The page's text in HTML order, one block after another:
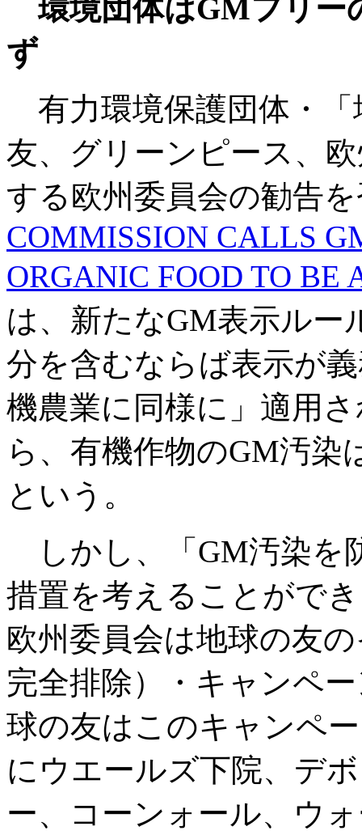
環境団体はGMフリー
ず
有力環境保護団体・「
友、グリーンピース、
する欧州委員会の勧告
COMMISSION CALLS
ORGANIC FOOD TO BE
は、新たなGM表示ルー
分を含むならば表示が
機農業に同様に」適用
ら、有機作物のGM汚
という。
しかし、「GM汚染を
措置を考えることがで
欧州委員会は地球の友
完全排除）・キャンペ
球の友はこのキャンペ
にウエールズ下院、デ
ー、コーンォール、ウ